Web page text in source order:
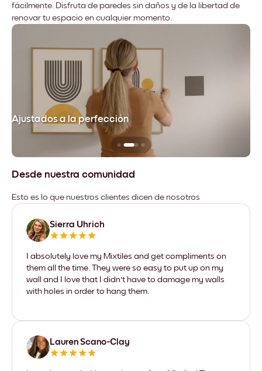
fácilmente. Disfruta de paredes sin daños y de la libertad de
renovar tu espacio en cualquier momento.
Ajustados a la perfección
Desde nuestra comunidad
Esto es lo que nuestros clientes dicen de nosotros
Sierra Uhrich
I absolutely love my Mixtiles and get compliments on
them all the time. They were so easy to put up on my
wall and I love that I didn't have to damage my walls
with holes in order to hang them.
Lauren Scano-Clay